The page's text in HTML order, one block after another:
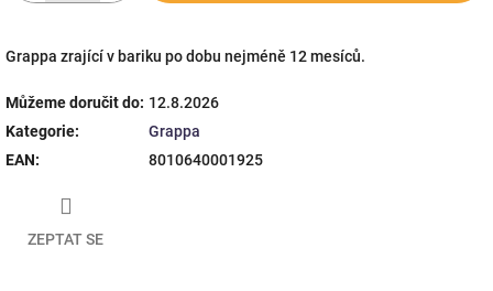
Grappa zrající v bariku po dobu nejméně 12 mesíců.
Můžeme doručit do: 12.8.2026
Kategorie:
Grappa
EAN: 8010640001925
ZEPTAT SE